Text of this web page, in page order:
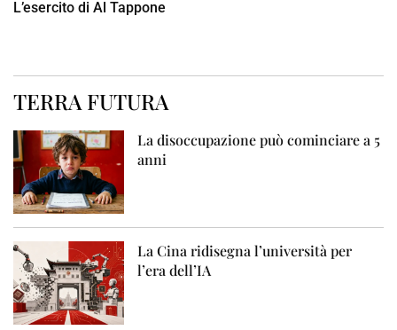
L’esercito di Al Tappone
TERRA FUTURA
La disoccupazione può cominciare a 5
anni
La Cina ridisegna l’università per
l’era dell’IA